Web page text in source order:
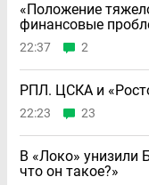
«Положение
финансовые
22:37 2
РПЛ. ЦСКА и
22:23 23
В «Локо»
что он такое?»